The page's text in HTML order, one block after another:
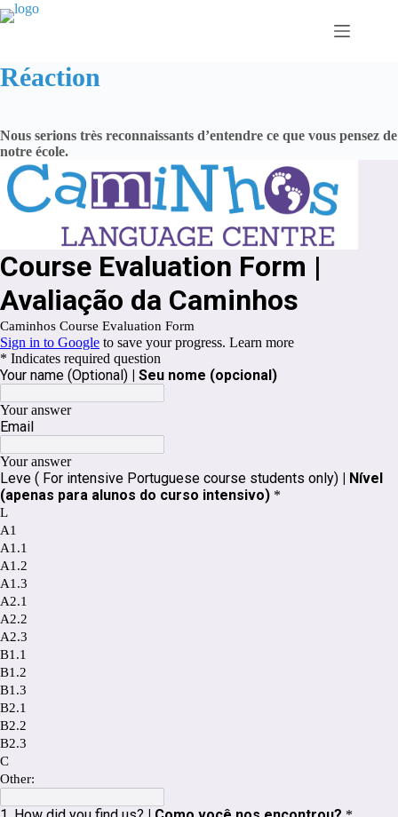
Passer
au
Réaction
Nous serions très reconnaissants d’entendre ce que vous pensez de
notre école.